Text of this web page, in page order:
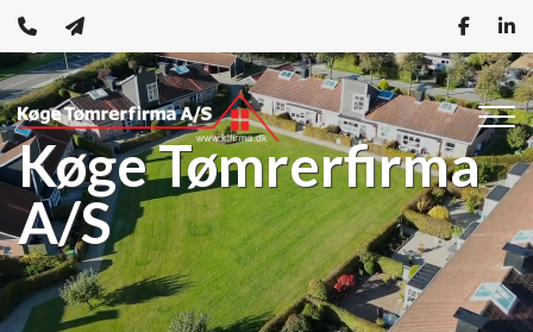
Gå
hovedindhold
Køge Tømrerfirma
A/S